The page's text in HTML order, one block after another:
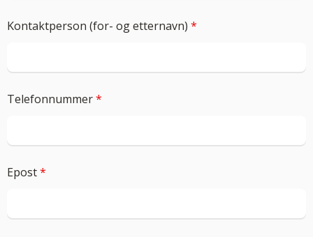
Kontaktperson (for- og etternavn) *
Telefonnummer*
Epost*